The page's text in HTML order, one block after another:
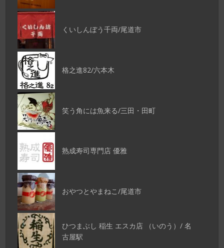
くいしんぼう千両/尾道市
格之進82/六本木
笑う角には魚来る/三田・田町
熟成寿司専門店 優雅
おやつとやまねこ/尾道市
ひつまぶし 稲生 エスカ店 （いのう）/ 名
古屋駅